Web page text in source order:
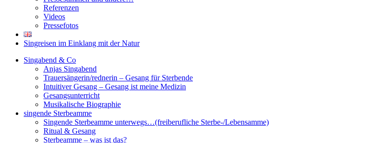
Referenzen
Videos
Pressefotos
Singreisen im Einklang mit der Natur
Singabend & Co
Anjas Singabend
Trauersängerin/rednerin – Gesang für Sterbende
Intuitiver Gesang – Gesang ist meine Medizin
Gesangsunterricht
Musikalische Biographie
singende Sterbeamme
Singende Sterbeamme unterwegs…(freiberufliche Sterbe-/Lebensamme)
Ritual & Gesang
Sterbeamme – was ist das?